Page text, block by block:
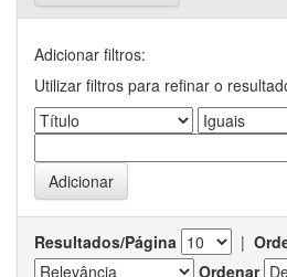
Adicionar filtros:
Utilizar filtros para refinar o
Resultados/Página |
Ordenar